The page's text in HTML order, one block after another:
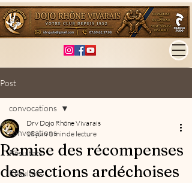
Post
convocations
Résultats
Résultats
convocations
Remise des récompenses
des sections ardéchoises
Drv Dojo Rhône Vivarais
18 juin 1 min de lecture